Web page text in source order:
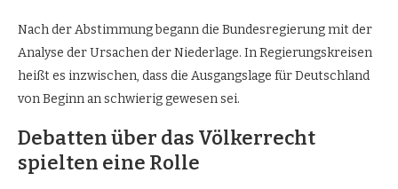
Nach der Abstimmung begann die Bundesregierung mit der
Analyse der Ursachen der Niederlage. In Regierungskreisen
heißt es inzwischen, dass die Ausgangslage für Deutschland
von Beginn an schwierig gewesen sei.
Debatten über das Völkerrecht
spielten eine Rolle